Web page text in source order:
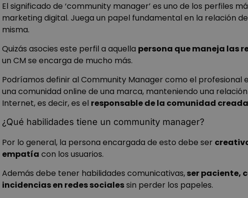
El significado de ‘community manager’ es uno de los perfiles
marketing digital. Juega un papel fundamental en la relación
misma.
Quizás asocies este perfil a aquella persona que maneja las
un CM se encarga de mucho más.
Podríamos definir al Community Manager como el profesional
una comunidad online de una marca, manteniendo una
Internet, es decir, es el responsable de la comunidad
¿Qué habilidades tiene un community manager?
Por lo general, la persona encargada de esto debe ser
empatía con los usuarios.
Además debe tener habilidades comunicativas,ser paciente,
incidencias en redes socialessin perder los papeles.